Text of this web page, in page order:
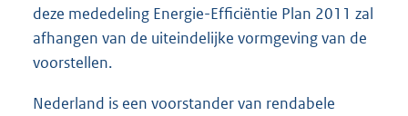
deze mededeling Energie-Efficiëntie Plan 2011 zal
afhangen van de uiteindelijke vormgeving van de
voorstellen.
Nederland is een voorstander van rendabele